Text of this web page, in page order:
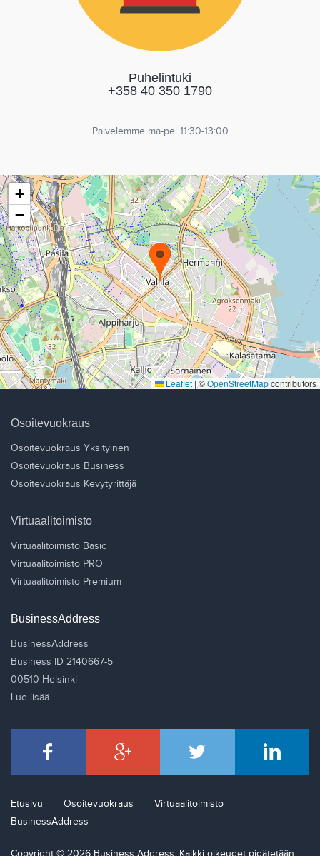
Puhelintuki
+358 40 350 1790
Palvelemme ma-pe: 11:30-13:00
+
−
Leaflet | ©OpenStreetMapcontributors
Osoitevuokraus
Osoitevuokraus Yksityinen
Osoitevuokraus Business
Osoitevuokraus Kevytyrittäjä
Virtuaalitoimisto
Virtuaalitoimisto Basic
Virtuaalitoimisto PRO
Virtuaalitoimisto Premium
BusinessAddress
BusinessAddress
Business ID 2140667-5
00510 Helsinki
Lue lisää
Etusivu Osoitevuokraus
Virtuaalitoimisto
BusinessAddress